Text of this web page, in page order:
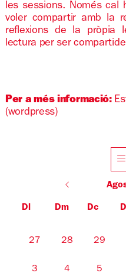
les sessions. Només cal
voler compartir amb la
reflexions de la pròpia
lectura per ser
Per a més informació:
(wordpress)
Dl Dm Dc
No hi ha cap activitat
27 28 29
3 4 5